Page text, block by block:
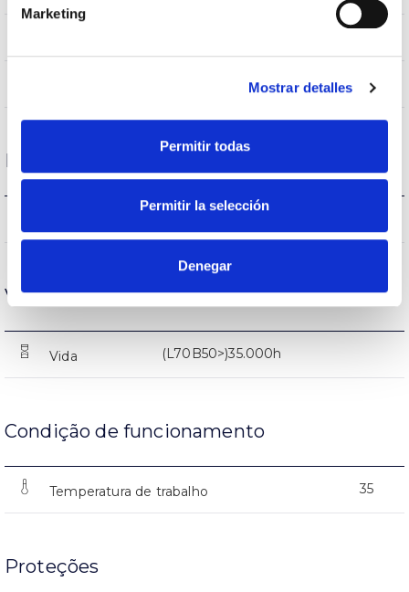
Marketing
Mostrar detalles
Permitir todas
Permitir la selección
Denegar
AL
Desempenho
Vida
Vida (L70B50>)35.000h
Condição de funcionamento
Temperatura de trabalho 35
Proteções